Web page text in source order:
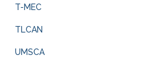
T-MEC
TLCAN
UMSCA